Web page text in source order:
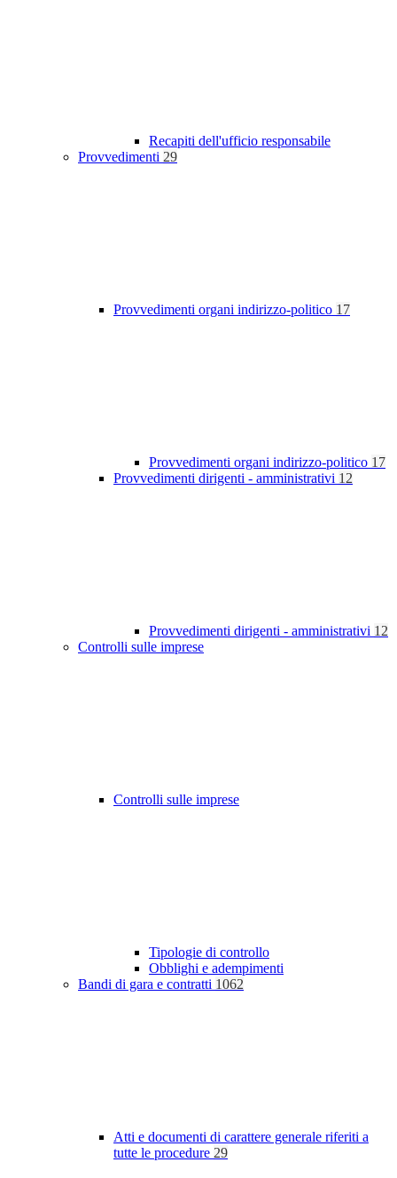
Recapiti dell'ufficio responsabile
Provvedimenti 29
Provvedimenti organi indirizzo-politico 17
Provvedimenti organi indirizzo-politico 17
Provvedimenti dirigenti - amministrativi 12
Provvedimenti dirigenti - amministrativi 12
Controlli sulle imprese
Controlli sulle imprese
Tipologie di controllo
Obblighi e adempimenti
Bandi di gara e contratti 1062
Atti e documenti di carattere generale riferiti a
tutte le procedure 29